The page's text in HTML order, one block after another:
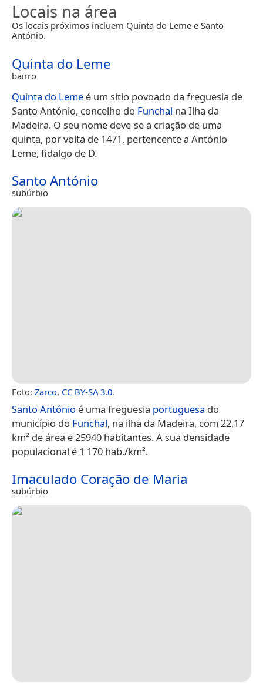
Locais na área
Os locais próximos incluem Quinta do Leme e Santo
António.
Quinta do Leme
bairro
Quinta do Leme é um sítio povoado da freguesia de
Santo António, concelho do Funchal na Ilha da
Madeira. O seu nome deve-se a criação de uma
quinta, por volta de 1471, pertencente a António
Leme, fidalgo de D.
Santo António
subúrbio
Foto: Zarco, CC BY-SA 3.0.
Santo António é uma freguesia portuguesa do
município do Funchal, na ilha da Madeira, com 22,17
km² de área e 25940 habitantes. A sua densidade
populacional é 1 170 hab./km².
Imaculado Coração de Maria
subúrbio